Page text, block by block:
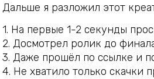
Дальше я разложил этот
1. На первые 1-2 секунды
2. Досмотрел ролик до
3. Даже прошёл по ссылке и
4. Не хватило только скачки